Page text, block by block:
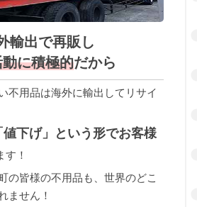
輸出で再販し
に積極的だから
不用品は海外に輸出してリサイ
下げ」という形でお客様
す！
の皆様の不用品も、世界のどこ
ません！